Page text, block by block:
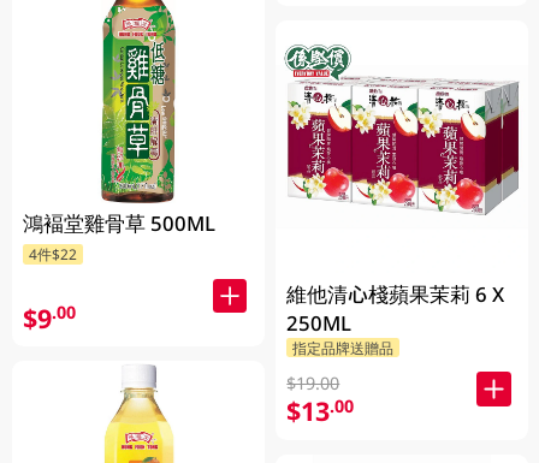
鴻褔堂雞骨草 500ML
4件$22
$9.00
維他清心棧蘋果茉莉 6 X
250ML
指定品牌送贈品
$19.00
$13.00